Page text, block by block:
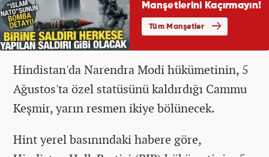
Hindistan'da Narendra Modi hükümetinin, 5
Ağustos'ta özel statüsünü kaldırdığı Cammu
Keşmir, yarın resmen ikiye bölünecek.
Hint yerel basınındaki habere göre,